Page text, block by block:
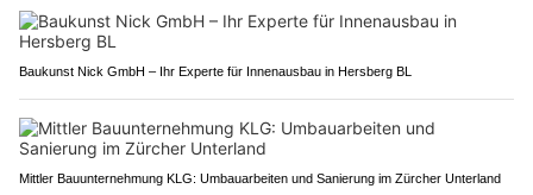
Baukunst Nick GmbH – Ihr Experte für Innenausbau in Hersberg BL
Mittler Bauunternehmung KLG: Umbauarbeiten und Sanierung im Zürcher Unterland